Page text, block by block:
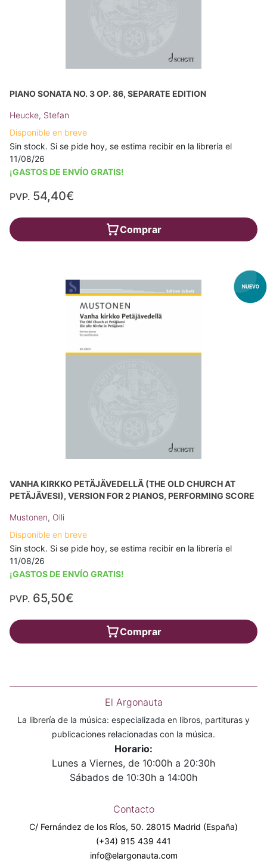
PIANO SONATA NO. 3 OP. 86, SEPARATE EDITION
Heucke, Stefan
Disponible en breve
Sin stock. Si se pide hoy, se estima recibir en la librería el
11/08/26
¡GASTOS DE ENVÍO GRATIS!
PVP. 54,40€
Comprar
VANHA KIRKKO PETÄJÄVEDELLÄ (THE OLD CHURCH AT
PETÄJÄVESI), VERSION FOR 2 PIANOS, PERFORMING SCORE
Mustonen, Olli
Disponible en breve
Sin stock. Si se pide hoy, se estima recibir en la librería el
11/08/26
¡GASTOS DE ENVÍO GRATIS!
PVP. 65,50€
Comprar
El Argonauta
La librería de la música: especializada en libros, partituras y
publicaciones relacionadas con la música.
Horario:
Lunes a Viernes, de 10:00h a 20:30h
Sábados de 10:30h a 14:00h
Contacto
C/ Fernández de los Ríos, 50. 28015 Madrid (España)
(+34) 915 439 441
info@elargonauta.com